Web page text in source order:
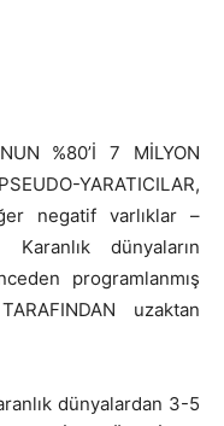
%80’İ 7 MİLYON
YARATICILAR,
negatif varlıklar –
Karanlık dünyaların
programlanmış
uzaktan
dünyalardan 3-5